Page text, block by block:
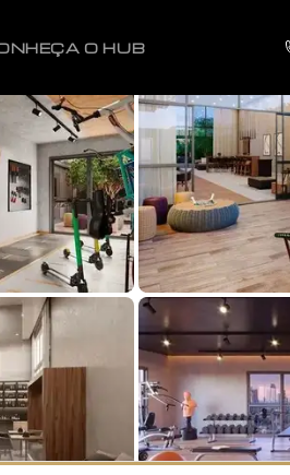
O HUB